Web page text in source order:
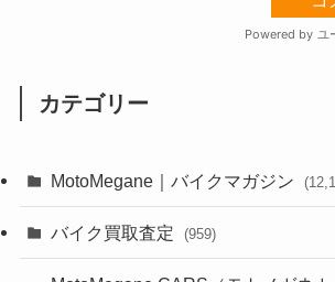
カテゴリー
MotoMegane｜バイクマガジン
(44)
バイク買取査定 (959)